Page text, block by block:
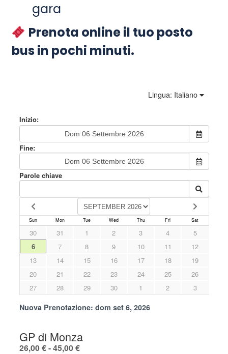
gara
Prenota online il tuo posto
bus in pochi minuti.